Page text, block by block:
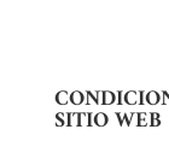
SITIO WEB